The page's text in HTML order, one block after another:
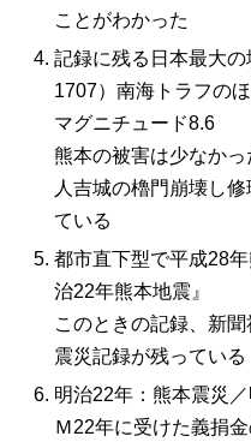
ことがわかった
記録に残る日本最大
1707）南海トラフの
マグニチュード8.6
熊本の被害は少なかっ
人吉城の櫓門崩壊し
ている
都市直下型で平成28
治22年熊本地震』
このときの記録、新
震災記録が残っている
明治22年：熊本震災
Ｍ22年に受けた義捐